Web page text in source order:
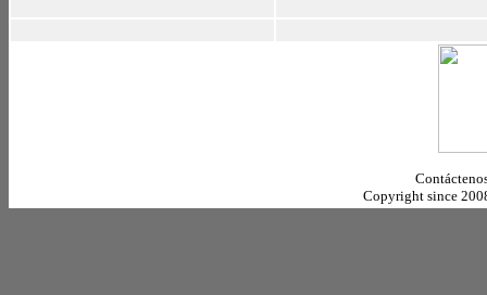
Copyright since